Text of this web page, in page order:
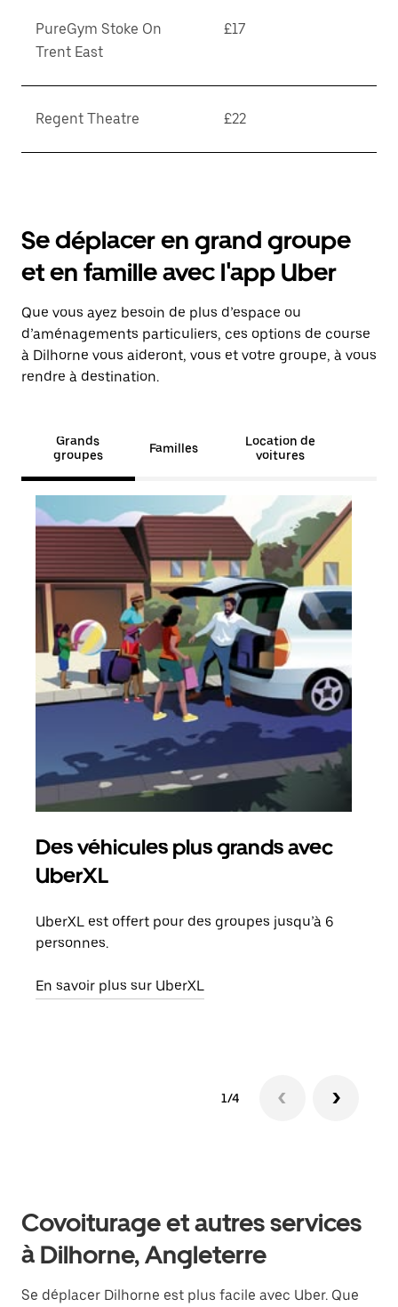
PureGym Stoke On
Trent East
£17
Regent Theatre £22
Se déplacer en grand groupe
et en famille avec l'app Uber
Que vous ayez besoin de plus d’espace ou
d’aménagements particuliers, ces options de course
à Dilhorne vous aideront, vous et votre groupe, à vous
rendre à destination.
Grands
groupes
Familles
Location de
voitures
Des véhicules plus grands avec
UberXL
UberXL est offert pour des groupes jusqu’à 6
personnes.
En savoir plus sur UberXL
1/4
Covoiturage et autres services
à Dilhorne, Angleterre
Se déplacer Dilhorne est plus facile avec Uber. Que